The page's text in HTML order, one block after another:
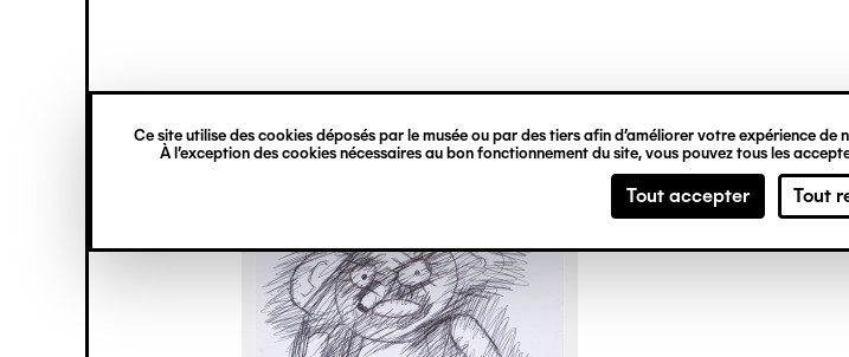
Ce site utilise des cookies déposés par le musée ou par des tiers afin d’améliorer votre expérience
À l’exception des cookies nécessaires au bon fonctionnement du site, vous pouvez tous les
Tout accepter Tout
principal
verticale